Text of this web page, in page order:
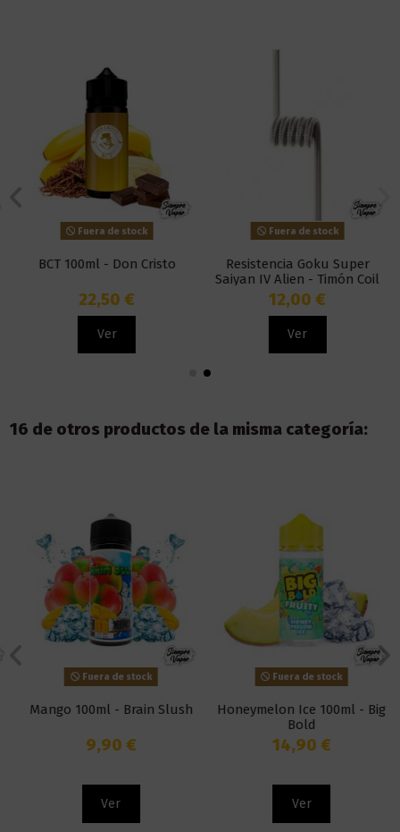
Fuera de stock
BCT 100ml - Don Cristo
22,50 €
Ver
Fuera de stock
Resistencia Goku Super
Saiyan IV Alien - Timón Coil
12,00 €
Ver
16 de otros productos de la misma categoría:
Fuera de stock
Mango 100ml - Brain Slush
9,90 €
Ver
Fuera de stock
Honeymelon Ice 100ml - Big
Bold
14,90 €
Ver